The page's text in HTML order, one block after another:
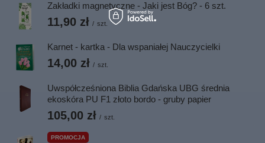
Zakładki magnetyczne - Jaki jest Bóg? - 6 szt.
11,90 zł / szt.
Karnet - kartka - Dla wspaniałej Nauczycielki
14,00 zł / szt.
Uwspółcześniona Biblia Gdańska UBG średnia
ekoskóra PU F1 złoto bordo - gruby papier
105,00 zł / szt.
PROMOCJA